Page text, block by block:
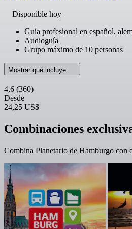
Disponible hoy
Guía profesional en español,
Audioguía
Grupo máximo de 10 personas
Mostrar qué incluye
4,6 (360)
Desde
24,25 US$
Combinaciones
Combina Planetario de Hamburgo con